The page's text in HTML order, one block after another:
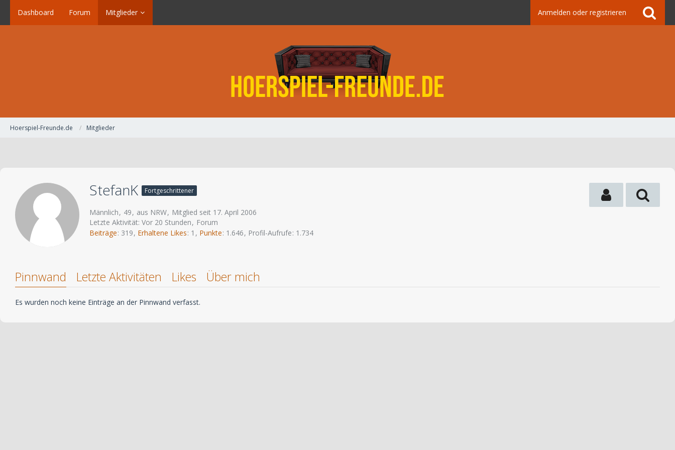
Dashboard Forum Mitglieder Anmelden oder registrieren
Hoerspiel-Freunde.de Mitglieder
StefanK Fortgeschrittener
Männlich 49 aus NRW
Mitglied seit 17. April 2006
Letzte Aktivität: Vor 20 Stunden
Forum
Beiträge 319 Erhaltene Likes 1 Punkte 1.646 Profil-Aufrufe 1.734
Pinnwand Letzte Aktivitäten Likes Über mich
Es wurden noch keine Einträge an der Pinnwand verfasst.